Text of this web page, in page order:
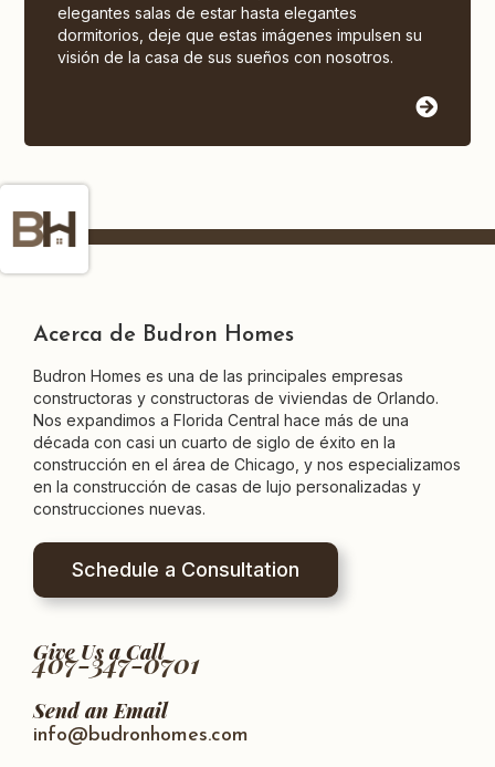
elegantes salas de estar hasta elegantes
dormitorios, deje que estas imágenes impulsen su
visión de la casa de sus sueños con nosotros.
Acerca de Budron Homes
Budron Homes es una de las principales empresas
constructoras y constructoras de viviendas de Orlando.
Nos expandimos a Florida Central hace más de una
década con casi un cuarto de siglo de éxito en la
construcción en el área de Chicago, y nos especializamos
en la construcción de casas de lujo personalizadas y
construcciones nuevas.
Schedule a Consultation
Give Us a Call
407-347-0701
Send an Email
info@budronhomes.com